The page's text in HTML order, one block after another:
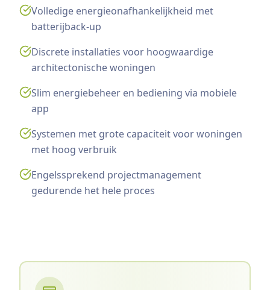
Volledige energieonafhankelijkheid met
batterijback-up
Discrete installaties voor hoogwaardige
architectonische woningen
Slim energiebeheer en bediening via mobiele
app
Systemen met grote capaciteit voor woningen
met hoog verbruik
Engelssprekend projectmanagement
gedurende het hele proces